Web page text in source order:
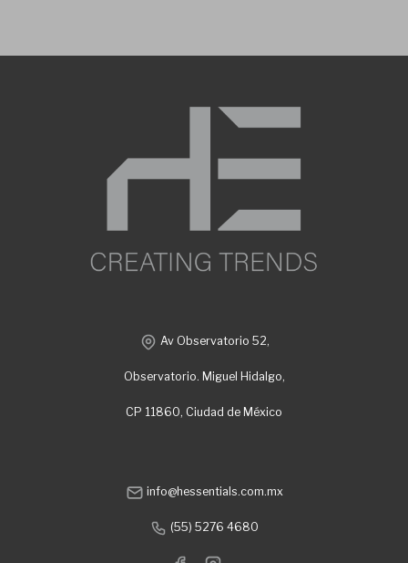
Av Observatorio 52,
Observatorio. Miguel Hidalgo,
CP 11860, Ciudad de México
info@hessentials.com.mx
(55) 5276 4680